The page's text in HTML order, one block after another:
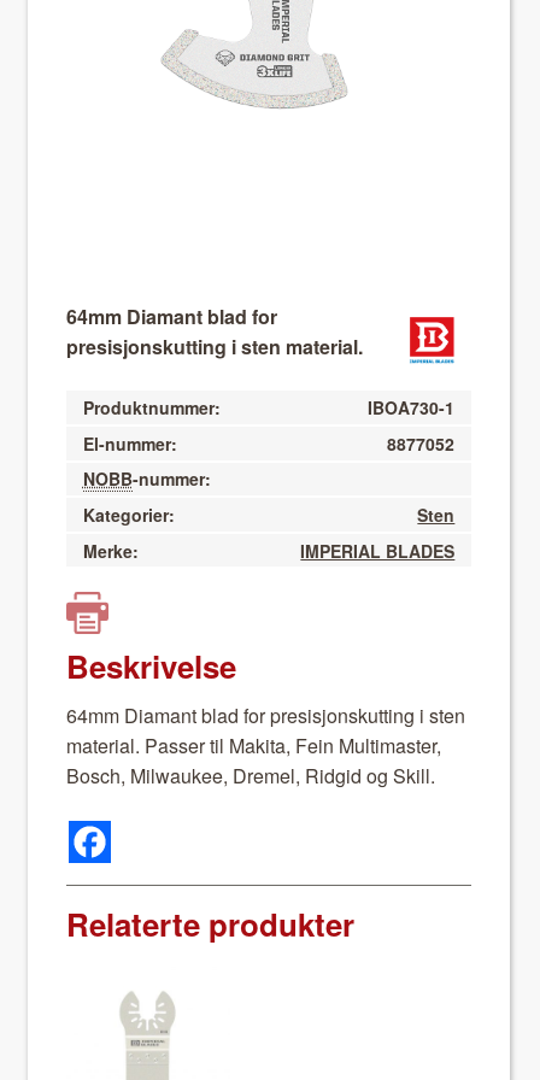
64mm Diamant blad for
presisjonskutting i sten material.
Produktnummer:
IBOA730-1
El-nummer:
8877052
NOBB-nummer:
Kategorier:
Sten
Merke:
IMPERIAL BLADES
Beskrivelse
64mm Dia­mant blad for pre­sisjon­skut­ting i sten
mate­r­i­al. Pass­er til Maki­ta, Fein Mul­ti­mas­ter,
Bosch, Mil­wau­kee, Dremel, Ridgid og Skill.
Relaterte produkter